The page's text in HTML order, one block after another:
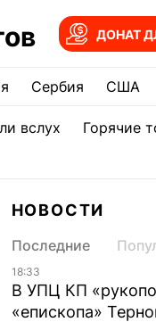
ДОНАТ
Сербия США
вслух Горячие
НОВОСТИ
Последние
18:33
В УПЦ КП
«епископа»